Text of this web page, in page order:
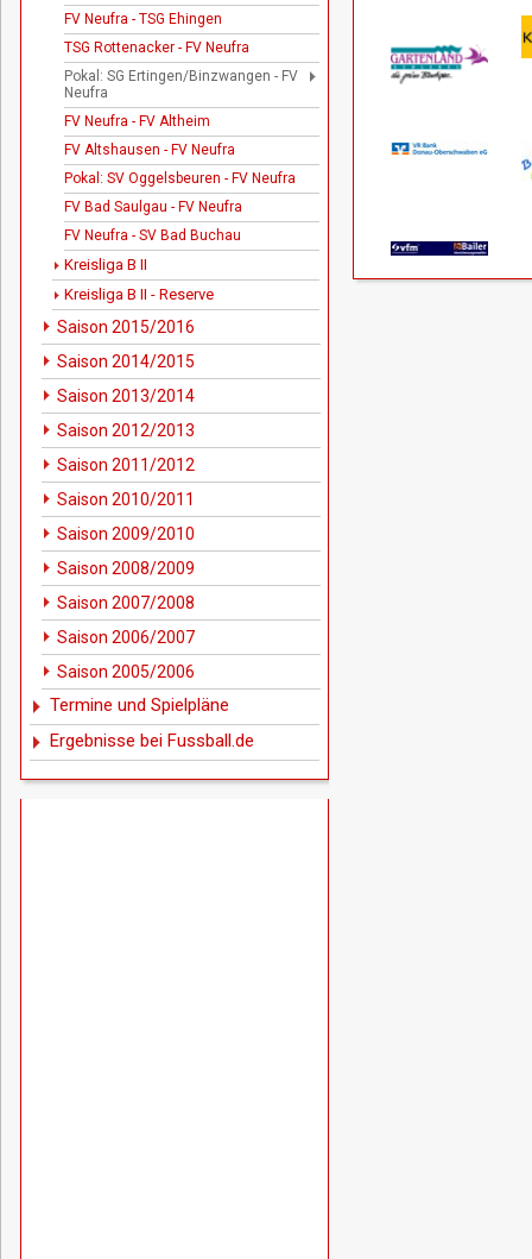
FV Neufra - TSG Ehingen
TSG Rottenacker - FV Neufra
Pokal: SG Ertingen/Binzwangen - FV
Neufra
FV Neufra - FV Altheim
FV Altshausen - FV Neufra
Pokal: SV Oggelsbeuren - FV Neufra
FV Bad Saulgau - FV Neufra
FV Neufra - SV Bad Buchau
Kreisliga B II
Kreisliga B II - Reserve
Saison 2015/2016
Saison 2014/2015
Saison 2013/2014
Saison 2012/2013
Saison 2011/2012
Saison 2010/2011
Saison 2009/2010
Saison 2008/2009
Saison 2007/2008
Saison 2006/2007
Saison 2005/2006
Termine und Spielpläne
Ergebnisse bei Fussball.de